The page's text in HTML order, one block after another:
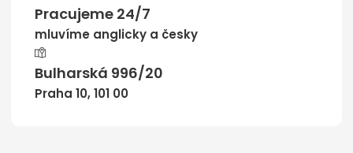
Pracujeme 24/7
mluvíme anglicky a česky
Bulharská 996/20
Praha 10, 101 00